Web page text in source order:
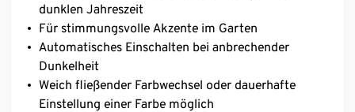
dunklen Jahreszeit
Für stimmungsvolle Akzente im Garten
Automatisches Einschalten bei anbrechender
Dunkelheit
Weich fließender Farbwechsel oder dauerhafte
Einstellung einer Farbe möglich